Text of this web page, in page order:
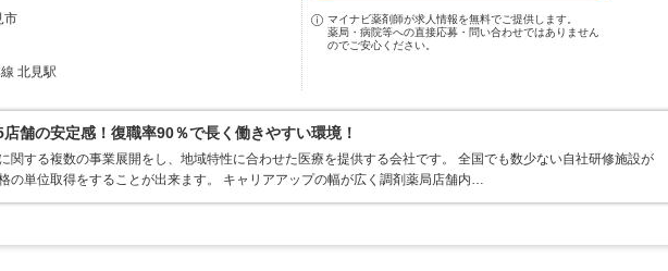
市
北見駅
マイナビ薬剤師が求人情報を無料でご提供します。
薬局・病院等への直接応募・問い合わせではありません
のでご安心ください。
舗の安定感！復職率90％で長く働きやすい環境！
関する複数の事業展開をし、地域特性に合わせた医療を提供する会社です。 全国でも数少ない自社研修施設が
の単位取得をすることが出来ます。 キャリアアップの幅が広く調剤薬局店舗内…